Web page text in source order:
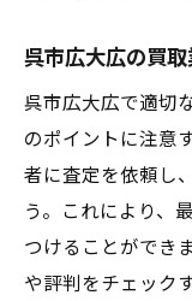
呉市広大広の買
呉市広大広で適切
のポイントに注意
者に査定を依頼し
う。これにより、
つけることができ
や評判をチェック